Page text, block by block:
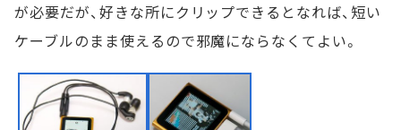
が必要だが、好きな所にクリップできるとなれば、短い
ケーブルのまま使えるので邪魔にならなくてよい。